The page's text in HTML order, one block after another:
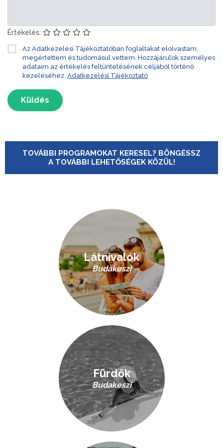
Értékelés:
Az Adatkezelési Tájékoztatóban foglaltakat elolvastam,
megértettem és tudomásul vettem. Hozzájárulok személyes
adataim az értékelés feltüntetésének céljából történő
kezeléséhez. Adatkezelési Tájékoztató
Küldés
TOVÁBBI PROGRAMOKAT KERESEL? BÖNGÉSSZ
A TOVÁBBI LEHETŐSÉGEK KÖZÜL!
Látnivalók
Budakeszi
Fürdők
Budakeszi